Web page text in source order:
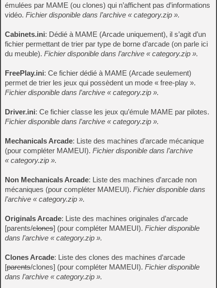
émulées par MAME (ou clones) qui n’affichent pas d’informations
vidéo. Fichier disponible dans l’archive « category.zip ».
Cabinets.ini: Dédié à MAME (Arcade uniquement), il s’agit d’un
fichier permettant de trier par type de borne d’arcade (on parle ici
du meuble). Fichier disponible dans l’archive « category.zip ».
FreePlay.ini: Ce fichier dédié à MAME (Arcade seulement)
permet de trier les jeux qui possèdent un mode « free-play ».
Fichier disponible dans l’archive « category.zip ».
Driver.ini: Ce fichier classe les jeux qu’émule MAME par pilotes.
Fichier disponible dans l’archive « category.zip ».
Mechanicals Arcade: Liste des machines d’arcade mécanique
(pour compléter MAMEUI). Fichier disponible dans l’archive
« category.zip ».
Non Mechanicals Arcade: Liste des machines d’arcade non
mécaniques (pour compléter MAMEUI). Fichier disponible dans
l’archive « category.zip ».
Originals Arcade: Liste des machines originales d’arcade
[parents/clones] (pour compléter MAMEUI). Fichier disponible
dans l’archive « category.zip ».
Clones Arcade: Liste des clones des machines d’arcade
[parents/clones] (pour compléter MAMEUI). Fichier disponible
dans l’archive « category.zip ».